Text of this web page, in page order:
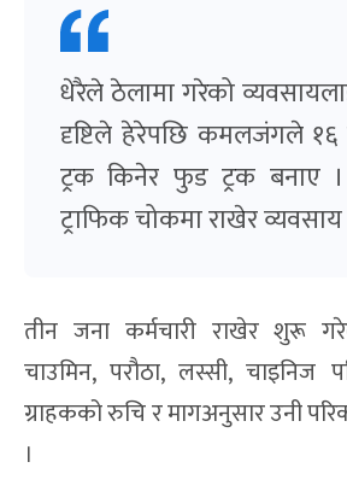
धेरैले ठेलामा गरेको
दृष्टिले हेरेपछि कमलजंगले
ट्रक किनेर फुड ट्रक बनाए
ट्राफिक चोकमा राखेर व्यवसाय
तीन जना कर्मचारी राखेर शुरू
चाउमिन, परौठा, लस्सी, चाइनिज
ग्राहकको रुचि र मागअनुसार उनी
।